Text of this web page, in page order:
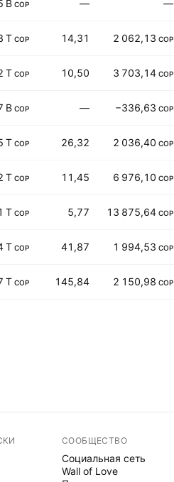
B COP — —
T COP 14,31 2 062,13 COP
T COP 10,50 3 703,14 COP
B COP — −336,63 COP
T COP 26,32 2 036,40 COP
T COP 11,45 6 976,10 COP
T COP 5,77 13 875,64 COP
T COP 41,87 1 994,53 COP
T COP 145,84 2 150,98 COP
СООБЩЕСТВО
Социальная сеть
Wall of Love